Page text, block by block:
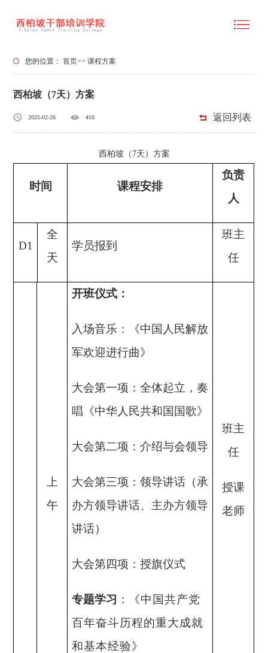
您的位置：首页>>课程方案
西柏坡（7天）方案
2025-02-26 410 返回列表
西柏坡（7天）方案
时间 课程安排
负责
人
D1
全
天
学员报到
班主
任
上
午
开班仪式：
入场音乐：《中国人民解放
军欢迎进行曲》
大会第一项：全体起立，奏
唱《中华人民共和国国歌》
大会第二项：介绍与会领导
大会第三项：领导讲话（承
办方领导讲话、主办方领导
讲话）
大会第四项：授旗仪式
专题学习 ：
《中国共产党
百年奋斗历程的重大成就
和基本经验》
班主
任
授课
老师